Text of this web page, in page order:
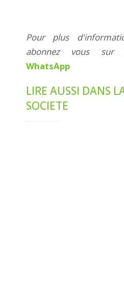
Pour plus
abonnez vous
WhatsApp
LIRE AUSSI DANS
SOCIETE